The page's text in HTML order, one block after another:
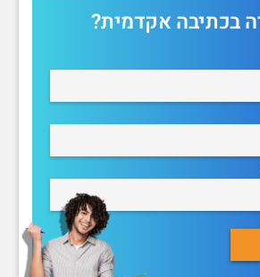
בכתיבה אקדמית?